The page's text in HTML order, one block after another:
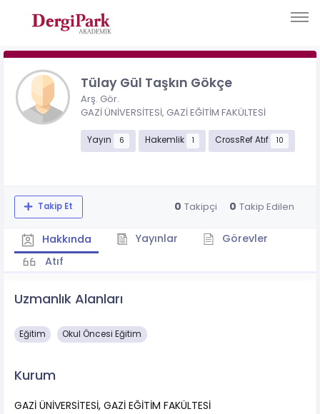
Tülay Gül Taşkın Gökçe
Arş. Gör.
GAZİ ÜNİVERSİTESİ, GAZİ EĞİTİM FAKÜLTESİ
Yayın 6 Hakemlik 1 CrossRef Atıf 10
Takip Et 0 Takipçi 0 Takip Edilen
Hakkında Yayınlar
Görevler
Atıf
Uzmanlık Alanları
Eğitim Okul Öncesi Eğitim
Kurum
GAZİ ÜNİVERSİTESİ, GAZİ EĞİTİM FAKÜLTESİ